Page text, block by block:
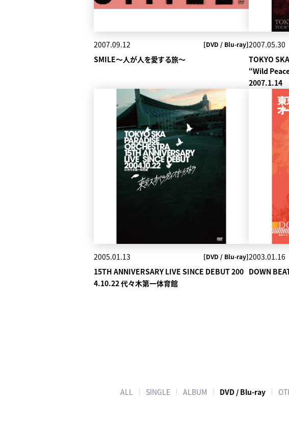
2007.09.12 [DVD / Blu-ray]
SMILE～人が人を愛する旅～
2007.05.30
TOKYO
“Wild
2007.1.14
2005.01.13 [DVD / Blu-ray]
15TH ANNIVERSARY LIVE SINCE DEBUT 200
4.10.22 代々木第一体育館
2003.01.16
DOWN
ALL SINGLE ALBUM DVD / Blu-ray